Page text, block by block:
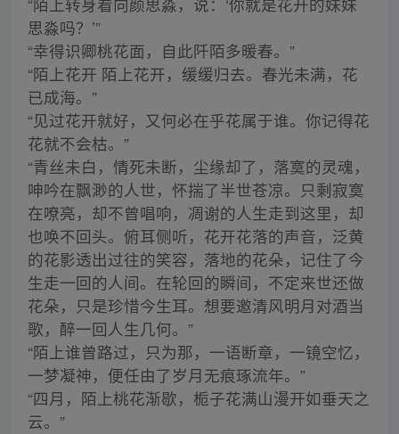
思淼吗？’”
“幸得识卿桃花面，自此阡陌多暖春。”
“陌上花开 陌上花开，缓缓归去。春光未满，花
已成海。”
“见过花开就好，又何必在乎花属于谁。你记得花
花就不会枯。”
“青丝未白，情死未断，尘缘却了，落寞的灵魂，
呻吟在飘渺的人世，怀揣了半世苍凉。只剩寂寞
在嘹亮，却不曾唱响，凋谢的人生走到这里，却
也唤不回头。俯耳侧听，花开花落的声音，泛黄
的花影透出过往的笑容，落地的花朵，记住了今
生走一回的人间。在轮回的瞬间，不定来世还做
花朵，只是珍惜今生耳。想要邀清风明月对酒当
歌，醉一回人生几何。”
“陌上谁曾路过，只为那，一语断章，一镜空忆，
一梦凝神，便任由了岁月无痕琢流年。”
“四月，陌上桃花渐歇，栀子花满山漫开如垂天之
云。”